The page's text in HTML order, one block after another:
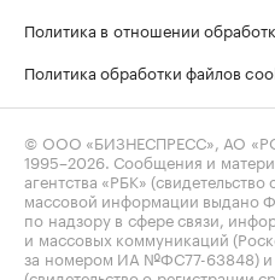
Политика в отношении
Политика обработки файлов
© ООО «БИЗНЕСПРЕСС», АО
1995–2026 . Сообщения и
агентства «РБК»
массовой информации выдано
по надзору в сфере связи,
и массовых коммуникаций
за номером ИА №ФС77-63848) и